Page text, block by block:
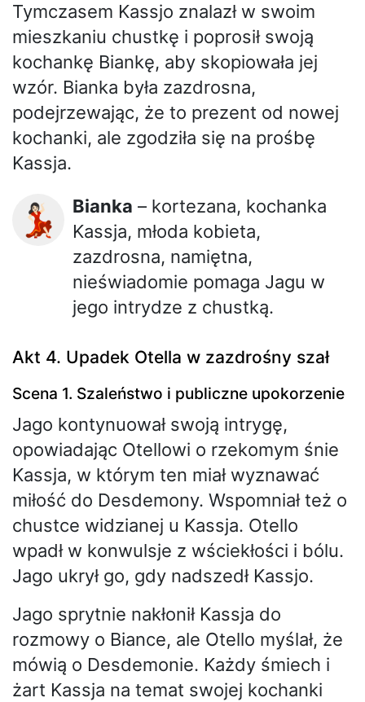
Tymczasem Kassjo znalazł w swoim
mieszkaniu chustkę i poprosił swoją
kochankę Biankę, aby skopiowała jej
wzór. Bianka była zazdrosna,
podejrzewając, że to prezent od nowej
kochanki, ale zgodziła się na prośbę
Kassja.
💃🏻 Bianka – kortezana, kochanka
Kassja, młoda kobieta,
zazdrosna, namiętna,
nieświadomie pomaga Jagu w
jego intrydze z chustką.
Akt 4. Upadek Otella w zazdrośny szał
Scena 1. Szaleństwo i publiczne upokorzenie
Jago kontynuował swoją intrygę,
opowiadając Otellowi o rzekomym śnie
Kassja, w którym ten miał wyznawać
miłość do Desdemony. Wspomniał też o
chustce widzianej u Kassja. Otello
wpadł w konwulsje z wściekłości i bólu.
Jago ukrył go, gdy nadszedł Kassjo.
Jago sprytnie nakłonił Kassja do
rozmowy o Biance, ale Otello myślał, że
mówią o Desdemonie. Każdy śmiech i
żart Kassja na temat swojej kochanki